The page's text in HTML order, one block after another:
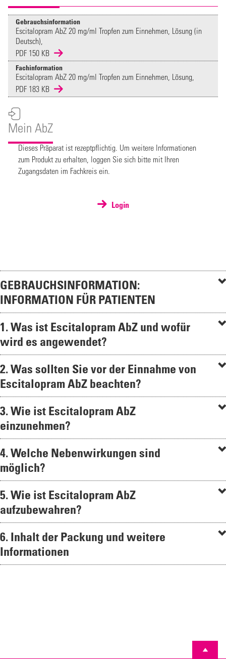
Gebrauchsinformation
Escitalopram AbZ 20 mg/ml Tropfen zum Einnehmen, Lösung (in
Deutsch),
PDF 150 KB
Fachinformation
Escitalopram AbZ 20 mg/ml Tropfen zum Einnehmen, Lösung,
PDF 183 KB
Mein AbZ
Dieses Präparat ist rezeptpflichtig. Um weitere Informationen
zum Produkt zu erhalten, loggen Sie sich bitte mit Ihren
Zugangsdaten im Fachkreis ein.
Login
GEBRAUCHSINFORMATION:
INFORMATION FÜR PATIENTEN
1. Was ist Escitalopram AbZ und wofür
wird es angewendet?
2. Was sollten Sie vor der Einnahme von
Escitalopram AbZ beachten?
3. Wie ist Escitalopram AbZ
einzunehmen?
4. Welche Nebenwirkungen sind
möglich?
5. Wie ist Escitalopram AbZ
aufzubewahren?
6. Inhalt der Packung und weitere
Informationen